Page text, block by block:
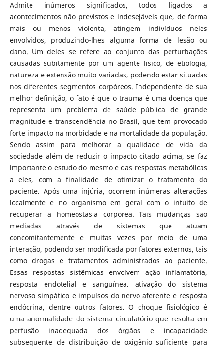
Admite inúmeros significados, todos ligados a
acontecimentos não previstos e indesejáveis que, de forma
mais ou menos violenta, atingem indivíduos neles
envolvidos, produzindo-lhes alguma forma de lesão ou
dano. Um deles se refere ao conjunto das perturbações
causadas subitamente por um agente físico, de etiologia,
natureza e extensão muito variadas, podendo estar situadas
nos diferentes segmentos corpóreos. Independente de sua
melhor definição, o fato é que o trauma é uma doença que
representa um problema de saúde pública de grande
magnitude e transcendência no Brasil, que tem provocado
forte impacto na morbidade e na mortalidade da população.
Sendo assim para melhorar a qualidade de vida da
sociedade além de reduzir o impacto citado acima, se faz
importante o estudo do mesmo e das respostas metabólicas
a eles, com a finalidade de otimizar o tratamento do
paciente. Após uma injúria, ocorrem inúmeras alterações
localmente e no organismo em geral com o intuito de
recuperar a homeostasia corpórea. Tais mudanças são
mediadas através de sistemas que atuam
concomitantemente e muitas vezes por meio de uma
interação, podendo ser modificada por fatores externos, tais
como drogas e tratamentos administrados ao paciente.
Essas respostas sistêmicas envolvem ação inflamatória,
resposta endotelial e sanguínea, ativação do sistema
nervoso simpático e impulsos do nervo aferente e resposta
endócrina, dentre outros fatores. O choque fisiológico é
uma anormalidade do sistema circulatório que resulta em
perfusão inadequada dos órgãos e incapacidade
subsequente de distribuição de oxigênio suficiente para